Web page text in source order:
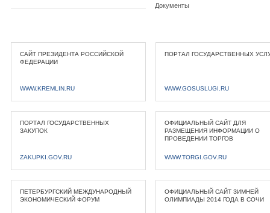
Документы
САЙТ ПРЕЗИДЕНТА РОССИЙСКОЙ
ФЕДЕРАЦИИ
WWW.KREMLIN.RU
ПОРТАЛ ГОСУДАРСТВЕННЫХ
WWW.GOSUSLUGI.RU
ПОРТАЛ ГОСУДАРСТВЕННЫХ
ЗАКУПОК
ZAKUPKI.GOV.RU
ОФИЦИАЛЬНЫЙ САЙТ ДЛЯ
РАЗМЕЩЕНИЯ ИНФОРМАЦИИ О
ПРОВЕДЕНИИ ТОРГОВ
WWW.TORGI.GOV.RU
ПЕТЕРБУРГСКИЙ МЕЖДУНАРОДНЫЙ
ЭКОНОМИЧЕСКИЙ ФОРУМ
ОФИЦИАЛЬНЫЙ САЙТ ЗИМНЕЙ
ОЛИМПИАДЫ 2014 ГОДА В СОЧИ